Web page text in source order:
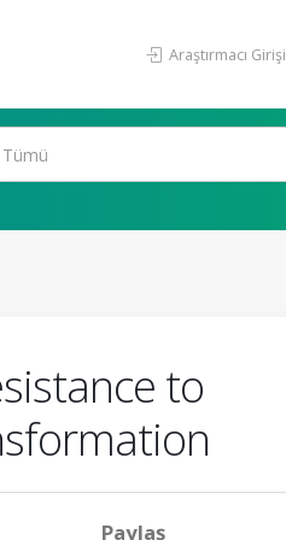
Araştırmacı Girişi
to
Paylaş